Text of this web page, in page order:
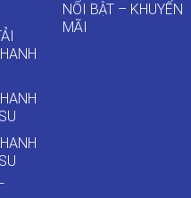
NỔI BẬT – KHUYẾN
MÃI